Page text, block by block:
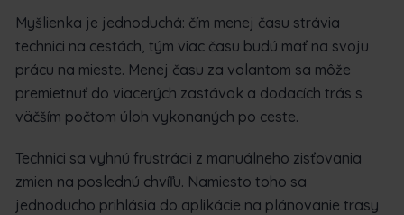
Myšlienka je jednoduchá: čím menej času strávia
technici na cestách, tým viac času budú mať na svoju
prácu na mieste. Menej času za volantom sa môže
premietnuť do viacerých zastávok a dodacích trás s
väčším počtom úloh vykonaných po ceste.
Technici sa vyhnú frustrácii z manuálneho zisťovania
zmien na poslednú chvíľu. Namiesto toho sa
jednoducho prihlásia do aplikácie na plánovanie trasy